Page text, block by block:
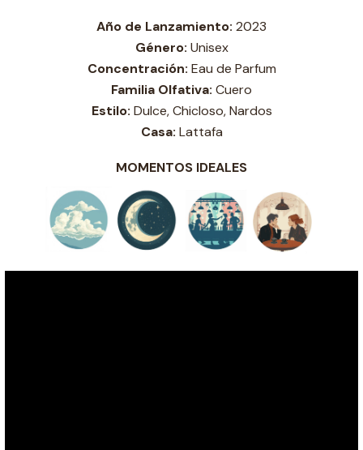
Año de Lanzamiento: 2023
Género: Unisex
Concentración: Eau de Parfum
Familia Olfativa: Cuero
Estilo: Dulce, Chicloso, Nardos
Casa: Lattafa
MOMENTOS IDEALES